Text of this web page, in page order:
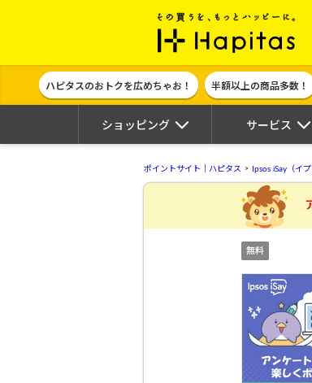
ハピタスのおトクを広めちゃお！ 半額以上の商品多数！
ショッピング サービス
ポイントサイト｜ハピタス Ipsos iSay（イ
無料